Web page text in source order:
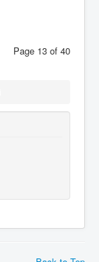
Page 13 of 40